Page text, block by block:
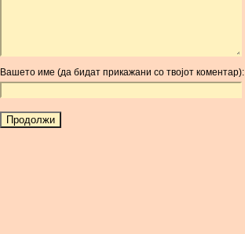
Вашето име (да бидат прикажани со твојот коментар):